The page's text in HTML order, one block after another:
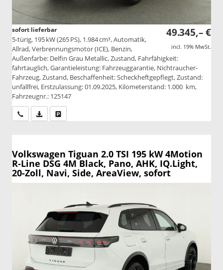
49.345,– €
incl. 19% MwSt.
sofort lieferbar
5-türig, 195 kW (265 PS), 1.984 cm³, Automatik,
Allrad, Verbrennungsmotor (ICE), Benzin,
Außenfarbe: Delfin Grau Metallic, Zustand, Fahrfähigkeit:
fahrtauglich, Garantieleistung: Fahrzeuggarantie, Nichtraucher-
Fahrzeug, Zustand, Beschaffenheit: Scheckheftgepflegt, Zustand:
unfallfrei, Erstzulassung: 01.09.2025, Kilometerstand: 1.000 km,
Fahrzeugnr.: 125147
Wir rufen Sie anPDF-Datei, Fahrzeugexposé drucken
Volkswagen Tiguan 2.0 TSI 195 kW 4Motion
R-Line DSG 4M Black, Pano, AHK, IQ.Light,
20-Zoll, Navi, Side, AreaView, sofort